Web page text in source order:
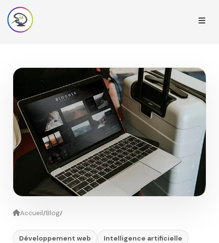
Accueil/Blog/
Développement web Intelligence artificielle